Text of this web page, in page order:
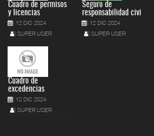
Cuadro de permisos
y licencias
12 DIC 2024
SUPER USER
Cuadro de
excedencias
12 DIC 2024
SUPER USER
Seguro de
responsabilidad civi
12 DIC 2024
SUPER USER